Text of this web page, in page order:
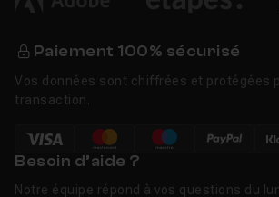
Paiement 100% sécurisé
Vos données sont chiffrées et protégées
transaction.
Besoin d’aide ?
Notre équipe répond à vos questions du